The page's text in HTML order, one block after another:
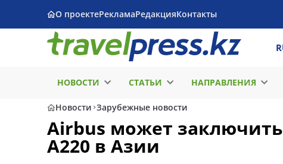
О проектеРекламаРедакцияКонтакты
НОВОСТИ СТАТЬИ НАПРАВЛЕНИЯ
Новости Зарубежные новости
Airbus может
A220 в Азии